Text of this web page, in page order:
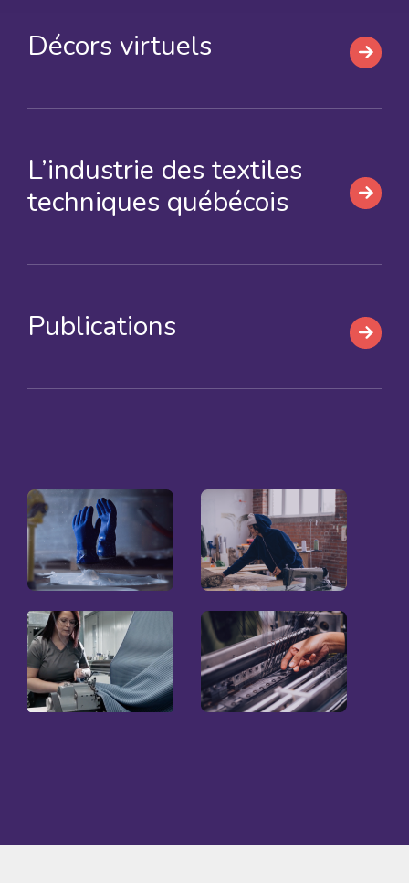
Décors virtuels
L’industrie des textiles
techniques québécois
Publications